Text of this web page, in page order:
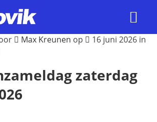
Max Kreunen op
16 juni 2026 in
zaterdag